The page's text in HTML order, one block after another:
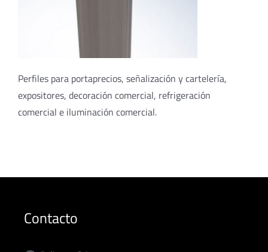
Perfiles para portaprecios, señalización y cartelería,
expositores, decoración comercial, refrigeración
comercial e iluminación comercial.
Contacto